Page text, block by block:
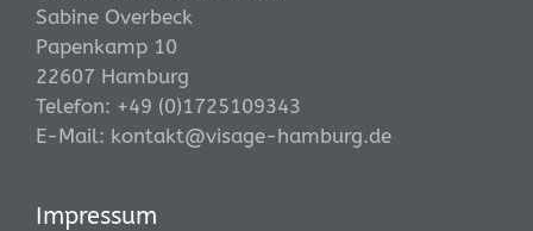
Sabine Overbeck
Papenkamp 10
22607 Hamburg
Telefon: +49 (0)1725109343
E-Mail: kontakt@visage-hamburg.de
Impressum